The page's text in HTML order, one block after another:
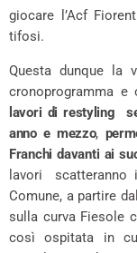
giocare l’Acf
tifosi.
Questa dunque la
cronoprogramma
lavori di restyling
anno e mezzo,
Franchi davanti ai
lavori scatteranno
Comune, a partire
sulla curva Fiesole
così ospitata in